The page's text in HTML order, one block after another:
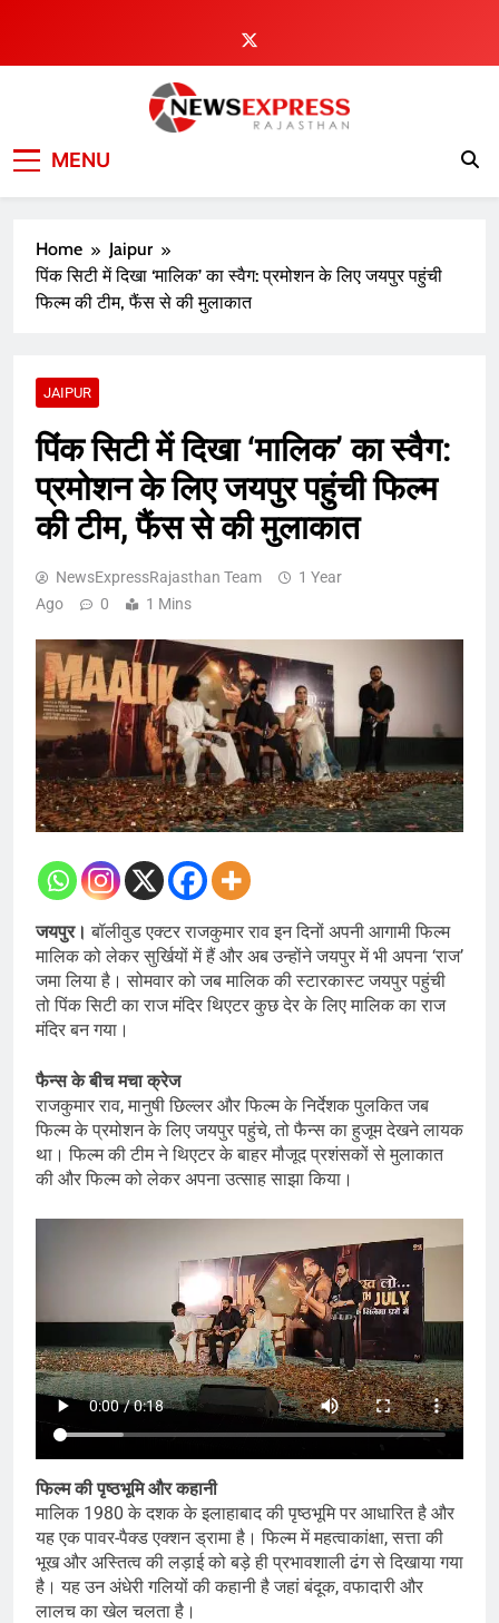
content
MENU
Home
Jaipur
पिंक सिटी में दिखा ‘मालिक’ का स्वैग: प्रमोशन के लिए जयपुर पहुंची
फिल्म की टीम, फैंस से की मुलाकात
JAIPUR
पिंक सिटी में दिखा ‘मालिक’ का स्वैग:
प्रमोशन के लिए जयपुर पहुंची फिल्म
की टीम, फैंस से की मुलाकात
NewsExpressRajasthan Team
1 Year
Ago
0 1 Mins
जयपुर।बॉलीवुड एक्टर राजकुमार राव इन दिनों अपनी आगामी फिल्म
मालिक को लेकर सुर्खियों में हैं और अब उन्होंने जयपुर में भी अपना ‘राज’
जमा लिया है। सोमवार को जब मालिक की स्टारकास्ट जयपुर पहुंची
तो पिंक सिटी का राज मंदिर थिएटर कुछ देर के लिए मालिक का राज
मंदिर बन गया।
फैन्स के बीच मचा क्रेज
राजकुमार राव, मानुषी छिल्लर और फिल्म के निर्देशक पुलकित जब
फिल्म के प्रमोशन के लिए जयपुर पहुंचे, तो फैन्स का हुजूम देखने लायक
था। फिल्म की टीम ने थिएटर के बाहर मौजूद प्रशंसकों से मुलाकात
की और फिल्म को लेकर अपना उत्साह साझा किया।
फिल्म की पृष्ठभूमि और कहानी
मालिक 1980 के दशक के इलाहाबाद की पृष्ठभूमि पर आधारित है और
यह एक पावर-पैक्ड एक्शन ड्रामा है। फिल्म में महत्वाकांक्षा, सत्ता की
भूख और अस्तित्व की लड़ाई को बड़े ही प्रभावशाली ढंग से दिखाया गया
है। यह उन अंधेरी गलियों की कहानी है जहां बंदूक, वफादारी और
लालच का खेल चलता है।